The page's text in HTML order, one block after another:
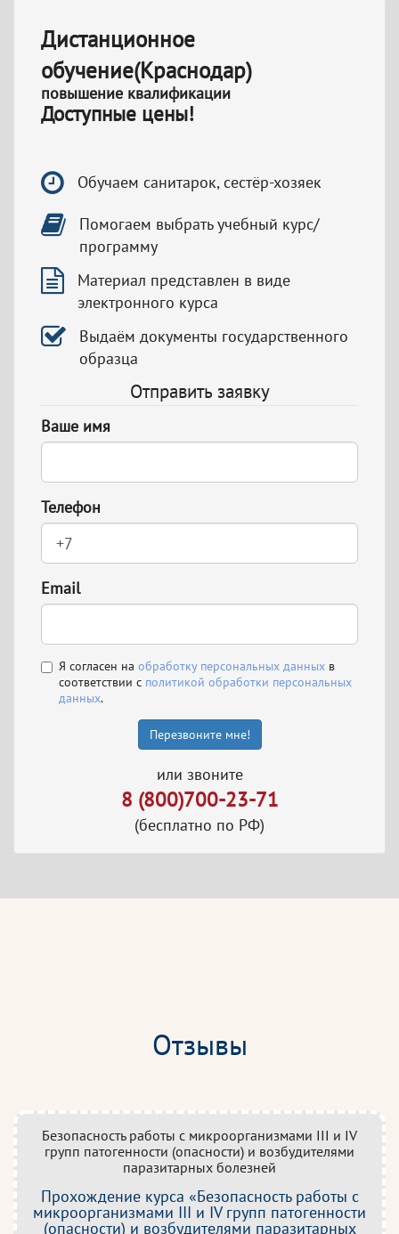
Дистанционное
обучение(Краснодар)
повышение квалификации
Доступные цены!
Обучаем санитарок, сестёр-хозяек
Помогаем выбрать учебный курс/
программу
Материал представлен в виде
электронного курса
Выдаём документы государственного
образца
Отправить заявку
Ваше имя
Телефон
Email
Я согласен на обработку персональных данных в
соответствии с политикой обработки персональных
данных.
Перезвоните мне!
или звоните
8 (800)700-23-71
(бесплатно по РФ)
Отзывы
Безопасность работы с микроорганизмами III и IV
групп патогенности (опасности) и возбудителями
паразитарных болезней
Прохождение курса «Безопасность работы с
микроорганизмами III и IV групп патогенности
(опасности) и возбудителями паразитарных